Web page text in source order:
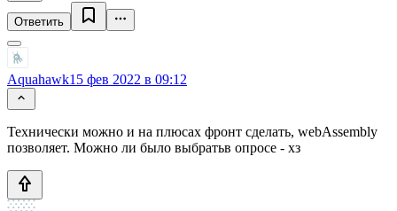
Ответить
Aquahawk15 фев 2022 в 09:12
Технически можно и на плюсах фронт сделать, webAssembly
позволяет. Можно ли было выбратьв опросе - хз